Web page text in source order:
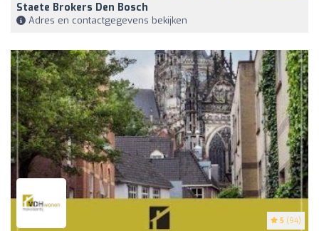
Staete Brokers Den Bosch
Adres en contactgegevens bekijken
5 (94)